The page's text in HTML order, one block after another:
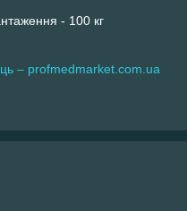
- 100 кг
– profmedmarket.com.ua